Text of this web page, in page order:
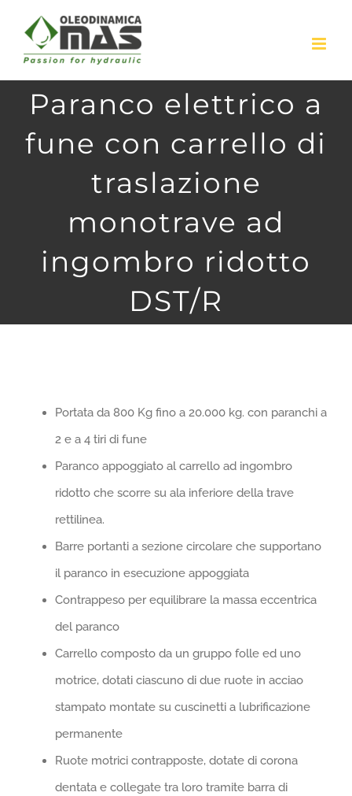
content
Paranco elettrico a
fune con carrello di
traslazione
monotrave ad
ingombro ridotto
DST/R
Portata da 800 Kg fino a 20.000 kg. con paranchi a
2 e a 4 tiri di fune
Paranco appoggiato al carrello ad ingombro
ridotto che scorre su ala inferiore della trave
rettilinea.
Barre portanti a sezione circolare che supportano
il paranco in esecuzione appoggiata
Contrappeso per equilibrare la massa eccentrica
del paranco
Carrello composto da un gruppo folle ed uno
motrice, dotati ciascuno di due ruote in acciao
stampato montate su cuscinetti a lubrificazione
permanente
Ruote motrici contrapposte, dotate di corona
dentata e collegate tra loro tramite barra di